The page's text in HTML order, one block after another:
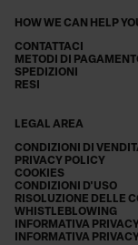
HOW WE CAN HELP
CONTATTACI
METODI DI
SPEDIZIONI
RESI
LEGAL AREA
CONDIZIONI DI
PRIVACY POLICY
COOKIES
CONDIZIONI D'USO
RISOLUZIONE DELLE
WHISTLEBLOWING
INFORMATIVA
INFORMATIVA